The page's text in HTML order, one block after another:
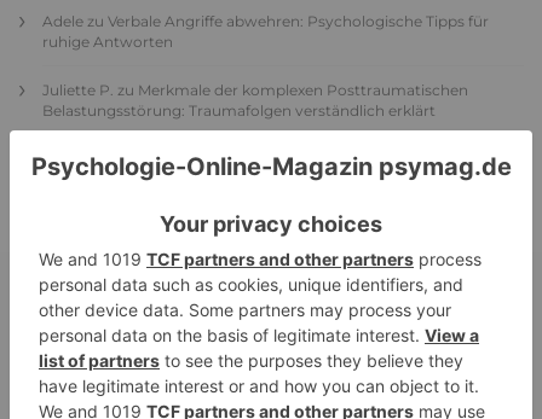
Adele zu Verbale Angriffe abwehren: Psychologische Tipps für
ruhige Antworten
Juliette P. zu Merkmale der komplexen Posttraumatischen
Belastungsstörung: Traumafolgen verständlich erklärt
Ansgarzu Elternteil narzisstisch: So sieht dein heutiges Leben
vermutlich aus – Narzisstisch geprägte Kindheit (1)
DIE BELIEBTESTEN ARTIKEL